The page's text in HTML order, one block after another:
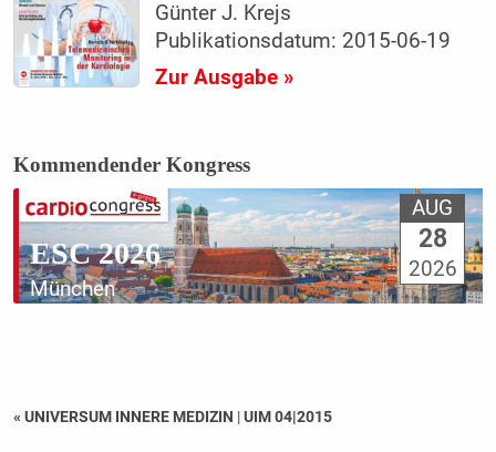
Günter J. Krejs
Publikationsdatum: 2015-06-19
Zur Ausgabe »
Kommendender Kongress
ESC 2026
München
AUG
28
2026
« UNIVERSUM INNERE MEDIZIN |UIM 04|2015